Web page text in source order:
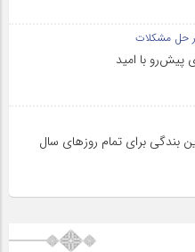
حل مشکلات
پیش‌رو با امید
بندگی برای تمام روزهای سال